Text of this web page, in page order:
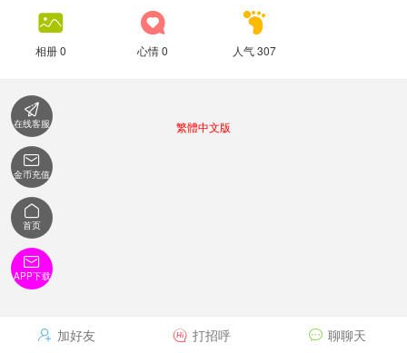

相册 0

心情 0

人气 307
 加好友  打招呼  聊聊天
繁體中文版

在线客服

金币充值

首页

APP下载